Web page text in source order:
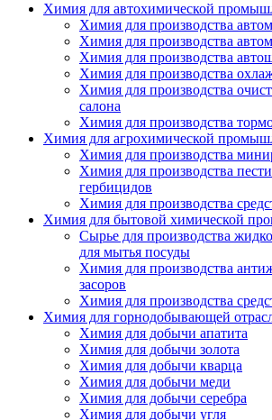
Химия для автохимической
Химия для производства
Химия для производства
Химия для производства
Химия для производства
Химия для производства
салона
Химия для производства
Химия для агрохимической
Химия для производства
Химия для производства
гербицидов
Химия для производства
Химия для бытовой химической
Сырье для производства
для мытья посуды
Химия для производства
засоров
Химия для производства
Химия для горнодобывающей
Химия для добычи апатита
Химия для добычи золота
Химия для добычи кварца
Химия для добычи меди
Химия для добычи серебра
Химия для добычи угля